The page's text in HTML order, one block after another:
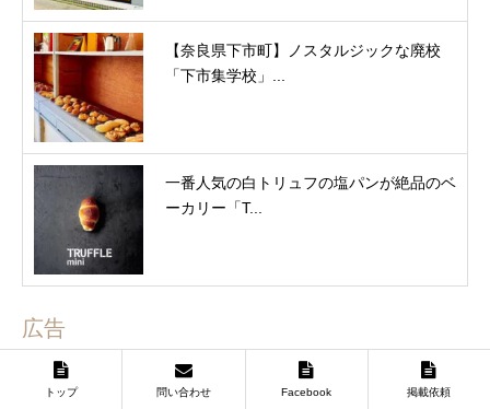
【奈良県下市町】ノスタルジックな廃校
「下市集学校」...
一番人気の白トリュフの塩パンが絶品のベ
ーカリー「T...
広告
トップ 問い合わせ Facebook 掲載依頼